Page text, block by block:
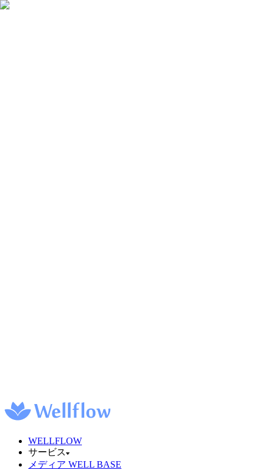
WELLFLOW
サービス
メディア WELL BASE